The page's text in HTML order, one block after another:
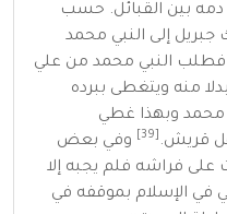
بين القبائل. حسب
جبريل إلى النبي محمد
فطلب النبي محمد من علي
منه ويتغطى ببرده
محمد وبهذا غطي
قريش.
وفي بعض
على فراشه فلم يجبه إلا
في الإسلام بموقفه في